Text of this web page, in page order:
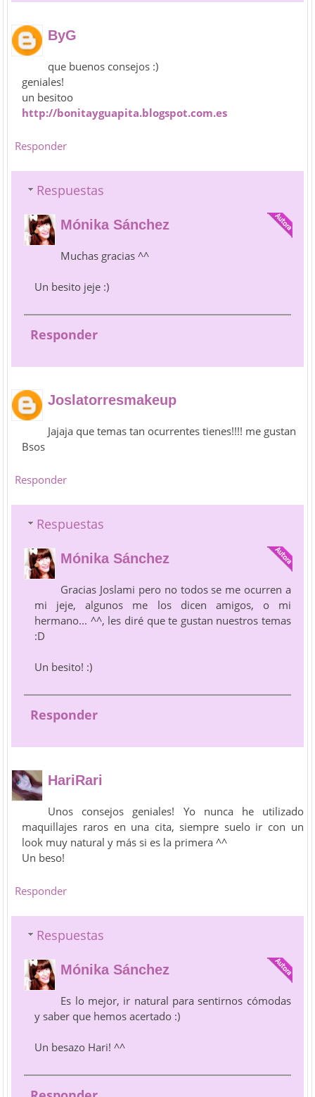
ByG
que buenos consejos :)
geniales!
un besitoo
http://bonitayguapita.blogspot.com.es
Responder
Respuestas
Mónika Sánchez
Muchas gracias ^^
Un besito jeje :)
Responder
Joslatorresmakeup
Jajaja que temas tan ocurrentes tienes!!!! me gustan
Bsos
Responder
Respuestas
Mónika Sánchez
Gracias Joslami pero no todos se me ocurren a
mi jeje, algunos me los dicen amigos, o mi
hermano... ^^, les diré que te gustan nuestros temas
:D
Un besito! :)
Responder
HariRari
Unos consejos geniales! Yo nunca he utilizado
maquillajes raros en una cita, siempre suelo ir con un
look muy natural y más si es la primera ^^
Un beso!
Responder
Respuestas
Mónika Sánchez
Es lo mejor, ir natural para sentirnos cómodas
y saber que hemos acertado :)
Un besazo Hari! ^^